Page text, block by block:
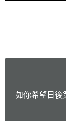
如你希望日後